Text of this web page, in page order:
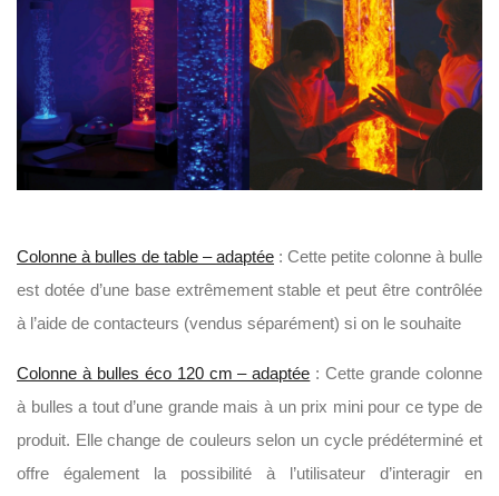
Colonne à bulles de table – adaptée : Cette petite colonne à bulle
est dotée d’une base extrêmement stable et peut être contrôlée
à l’aide de contacteurs (vendus séparément) si on le souhaite
Colonne à bulles éco 120 cm – adaptée : Cette grande colonne
à bulles a tout d’une grande mais à un prix mini pour ce type de
produit. Elle change de couleurs selon un cycle prédéterminé et
offre également la possibilité à l’utilisateur d’interagir en